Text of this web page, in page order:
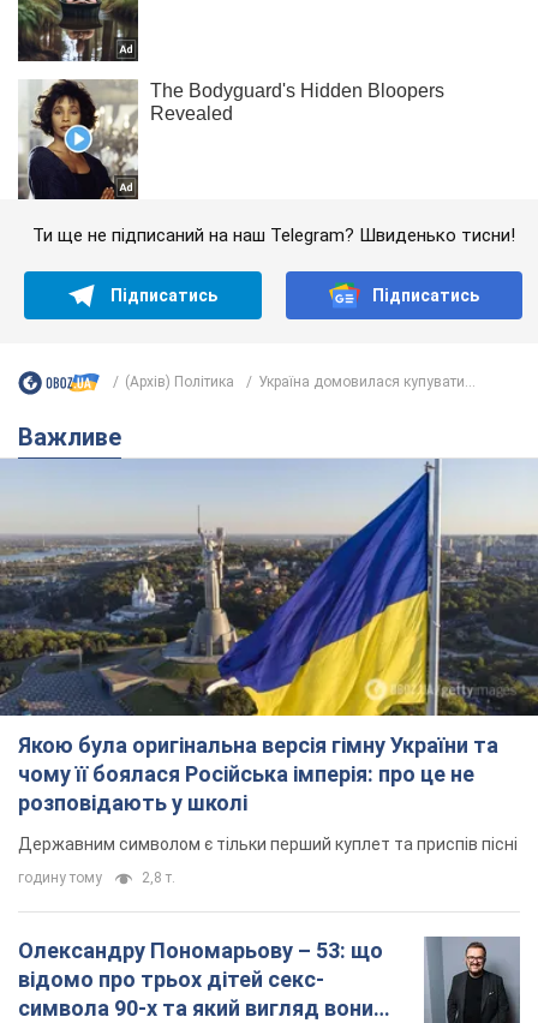
Ти ще не підписаний на наш Telegram? Швиденько тисни!
Підписатись Підписатись
(Архів) Політика Україна домовилася купувати...
Важливе
Якою була оригінальна версія гімну України та
чому її боялася Російська імперія: про це не
розповідають у школі
Державним символом є тільки перший куплет та приспів пісні
годину тому 2,8 т.
Олександру Пономарьову – 53: що
відомо про трьох дітей секс-
символа 90-х та який вигляд вони